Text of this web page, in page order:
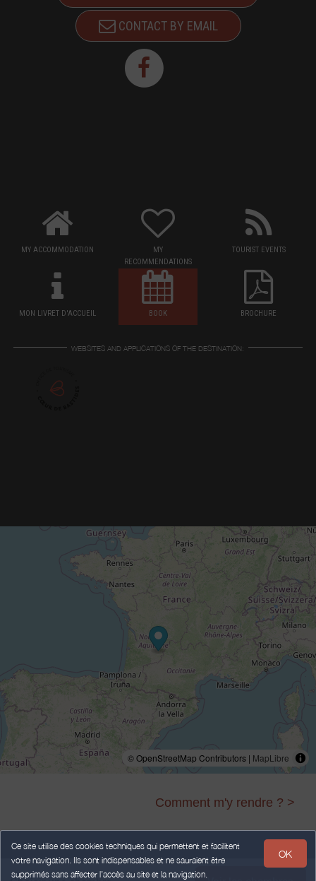
Ce site utilise des cookies techniques qui permettent et facilitent
votre navigation. Ils sont indispensables et ne sauraient être
supprimés sans affecter l’accès au site et la navigation.
OK
CONTACT BY EMAIL
MY ACCOMMODATION
MY
RECOMMENDATIONS
TOURIST EVENTS
MON LIVRET D'ACCUEIL BOOK BROCHURE
WEBSITES AND APPLICATIONS OF THE DESTINATION:
© OpenStreetMap Contributors | MapLibre
Comment m'y rendre ? >
Legal Notice Personal data Terms of Sales